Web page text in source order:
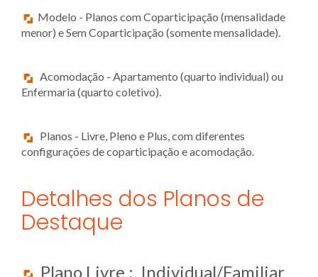
Modelo - Planos com Coparticipação (mensalidade
menor) e Sem Coparticipação (somente mensalidade).
Acomodação - Apartamento (quarto individual) ou
Enfermaria (quarto coletivo).
Planos - Livre, Pleno e Plus, com diferentes
configurações de coparticipação e acomodação.
Detalhes dos Planos de
Destaque
Plano Livre : Individual/Familiar